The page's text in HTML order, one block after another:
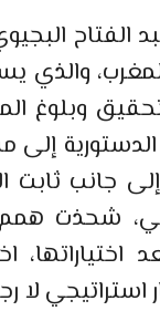
والذي
وبلوغ
الدستورية
جانب ثابت
شحذت همم
اختياراتها،
لا